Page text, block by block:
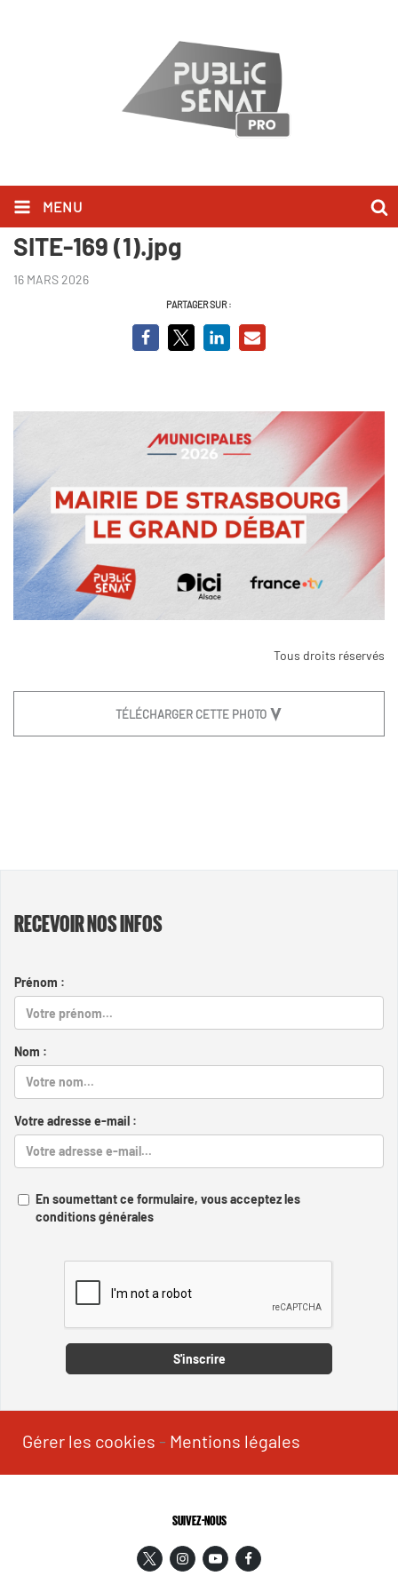
MENU
MUNICIPALES-DEBAT-STRASS-
SITE-169 (1).jpg
16 MARS 2026
PARTAGER SUR :
Tous droits réservés
TÉLÉCHARGER CETTE PHOTO
RECEVOIR NOS INFOS
Prénom :
Nom :
Votre adresse e-mail :
En soumettant ce formulaire, vous acceptez les
conditions générales
S'inscrire
Gérer les cookies - Mentions légales
SUIVEZ-NOUS